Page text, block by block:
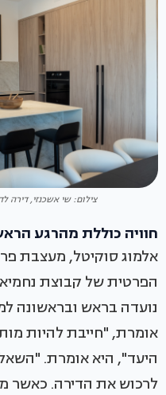
צילום: שי אשכנזי, דירה
חוויה כוללת מהרגע
הפרטית של קבוצת
נועדה בראש ובראשונה
אומרת, "חייבת להיות
היעד", היא אומרת.
לרכוש את הדירה. כאשר